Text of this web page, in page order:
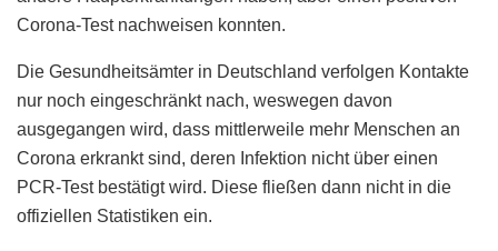
Corona-Test nachweisen konnten.
Die Gesundheitsämter in Deutschland verfolgen Kontakte
nur noch eingeschränkt nach, weswegen davon
ausgegangen wird, dass mittlerweile mehr Menschen an
Corona erkrankt sind, deren Infektion nicht über einen
PCR-Test bestätigt wird. Diese fließen dann nicht in die
offiziellen Statistiken ein.